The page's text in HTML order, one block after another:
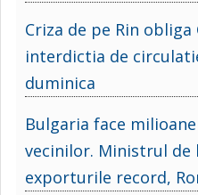
Criza de pe Rin
interdictia de
duminica
Bulgaria face
vecinilor. Ministrul de
exporturile record,